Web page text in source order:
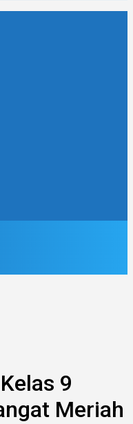
9
Meriah